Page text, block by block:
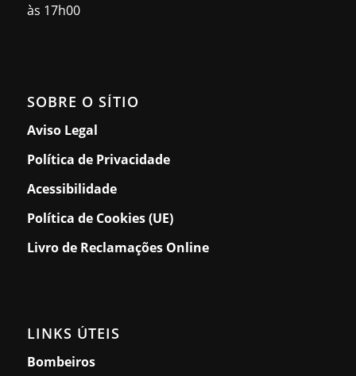
às 17h00
SOBRE O SÍTIO
Aviso Legal
Política de Privacidade
Acessibilidade
Política de Cookies (UE)
Livro de Reclamações Online
LINKS ÚTEIS
Bombeiros